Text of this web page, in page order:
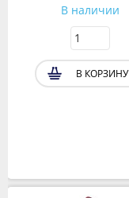
В наличии
В КОРЗИНУ